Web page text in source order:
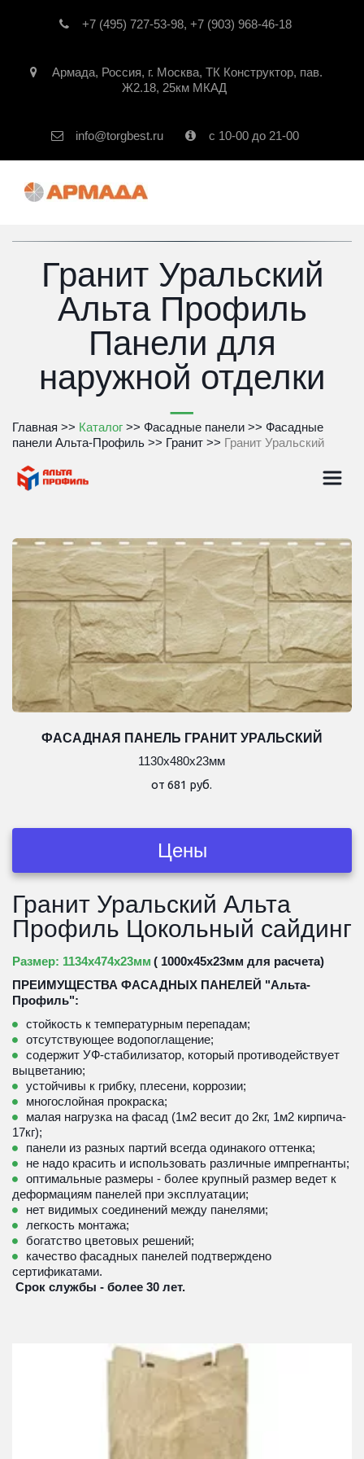
+7 (495) 727-53-98, +7 (903) 968-46-18
Армада, Россия, г. Москва, ТК Конструктор, пав.
Ж2.18, 25км МКАД
info@torgbest.ru с 10-00 до 21-00
Гранит Уральский
Альта Профиль
Панели для
наружной отделки
Главная >> Каталог >> Фасадные панели >> Фасадные
панели Альта-Профиль >> Гранит >> Гранит Уральский
ФАСАДНАЯ ПАНЕЛЬ ГРАНИТ УРАЛЬСКИЙ
1130х480х23мм
от 681 руб.
Цены
Гранит Уральский Альта
Размер: 1134х474х23мм ( 1000х45х23мм для расчета)
ПРЕИМУЩЕСТВА ФАСАДНЫХ ПАНЕЛЕЙ "Альта-
Профиль":
стойкость к температурным перепадам;
отсутствующее водопоглащение;
содержит УФ-стабилизатор, который противодействует
выцветанию;
устойчивы к грибку, плесени, коррозии;
многослойная прокраска;
малая нагрузка на фасад (1м2 весит до 2кг, 1м2 кирпича-
17кг);
панели из разных партий всегда одинакого оттенка;
не надо красить и использовать различные импрегнанты;
оптимальные размеры - более крупный размер ведет к
деформациям панелей при эксплуатации;
нет видимых соединений между панелями;
легкость монтажа;
богатство цветовых решений;
качество фасадных панелей подтверждено
сертификатами.
Срок службы - более 30 лет.